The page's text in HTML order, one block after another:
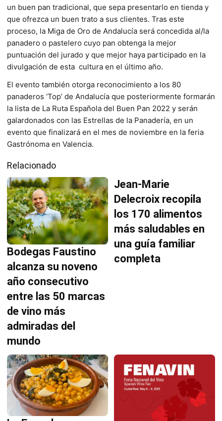
un buen pan tradicional, que sepa presentarlo en tienda y
que ofrezca un buen trato a sus clientes. Tras este
proceso, la Miga de Oro de Andalucía será concedida al/la
panadero o pastelero cuyo pan obtenga la mejor
puntuación del jurado y que mejor haya participado en la
divulgación de esta cultura en el último año.
El evento también otorga reconocimiento a los 80
panaderos ‘Top’ de Andalucía que posteriormente formarán
la lista de La Ruta Española del Buen Pan 2022 y serán
galardonados con las Estrellas de la Panadería, en un
evento que finalizará en el mes de noviembre en la feria
Gastrónoma en Valencia.
Relacionado
Bodegas Faustino
alcanza su noveno
año consecutivo
entre las 50 marcas
de vino más
admiradas del
mundo
Jean-Marie
Delecroix recopila
los 170 alimentos
más saludables en
una guía familiar
completa